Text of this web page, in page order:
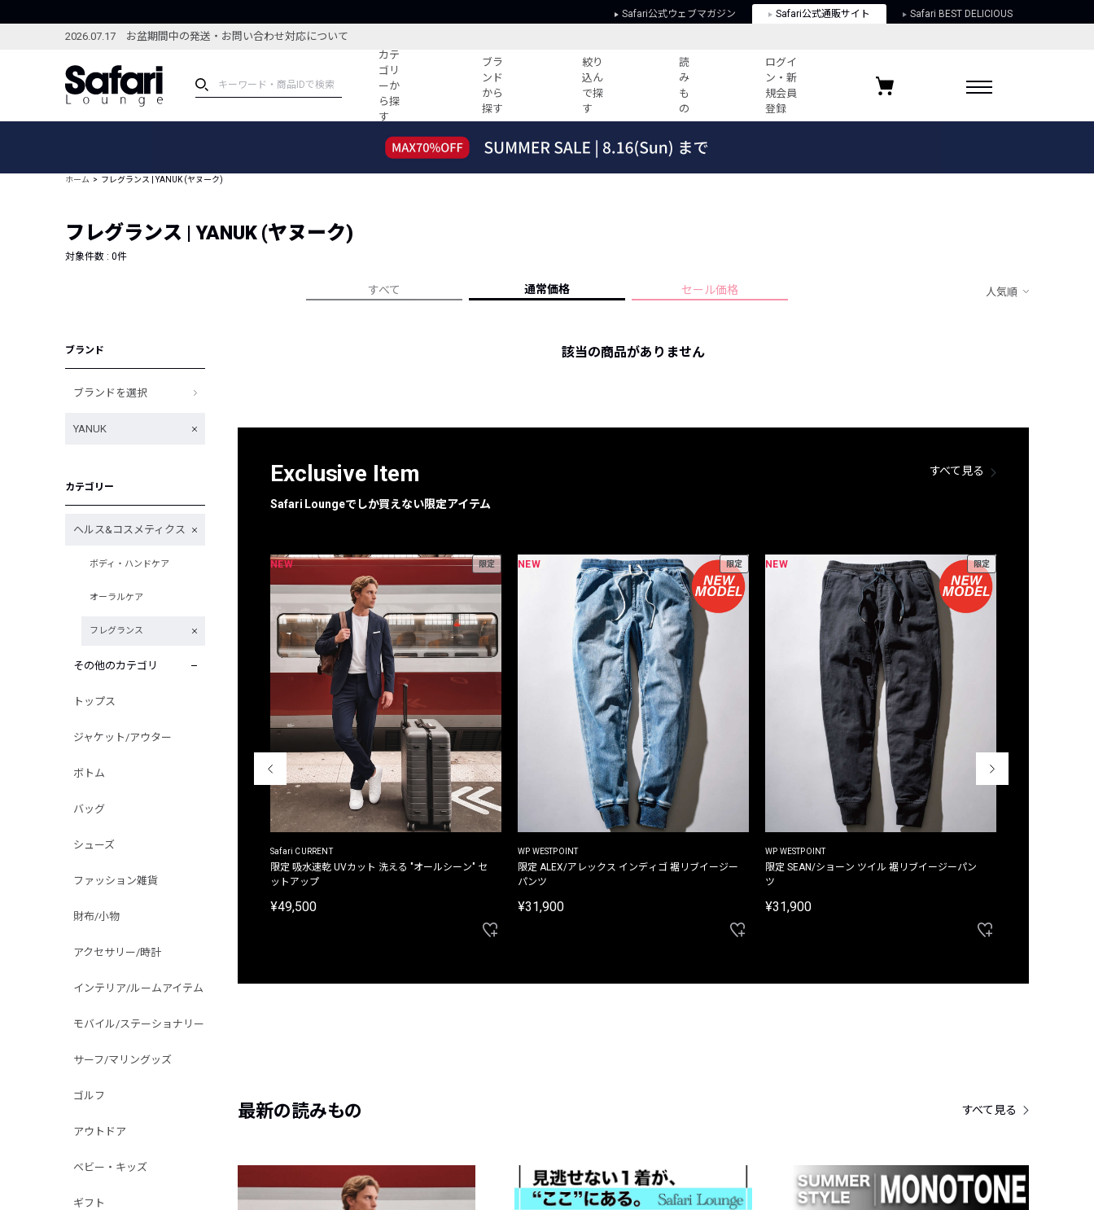
Safari公式ウェブマガジン Safari公式通販サイト Safari BEST DELICIOUS
2026.07.17 お盆期間中の発送・お問い合わせ対応について
カテ
ゴリ
ーか
ら探
す
ブラ
ンド
から
探す
絞り
込ん
で探
す
読
み
も
の
ログイ
ン・新
規会員
登録
ブランドから探す
新着アイテム
編集部のおすすめアイテム
コーディネート
すべての記事
人気記事ランキング
フォーカスブランド
プライバシーポリシー
お気に入りブランド
ホーム フレグランス | YANUK (ヤヌーク)
フレグランス | YANUK (ヤヌーク)
対象件数 : 0件
すべて 通常価格 セール価格 人気順
ブランド
ブランドを選択
YANUK
カテゴリー
ヘルス&コスメティクス
ボディ・ハンドケア
オーラルケア
フレグランス
その他のカテゴリ
トップス
ジャケット/アウター
ボトム
バッグ
シューズ
ファッション雑貨
財布/小物
アクセサリー/時計
インテリア/ルームアイテム
モバイル/ステーショナリー
サーフ/マリングッズ
ゴルフ
アウトドア
ベビー・キッズ
ギフト
該当の商品がありません
Exclusive Item
Safari Loungeでしか買えない限定アイテム
すべて見る
NEW 限定
Safari CURRENT
限定 吸水速乾 UVカット 洗える "オールシーン" セ
ットアップ
¥49,500
NEW 限定
WP WESTPOINT
限定 ALEX/アレックス インディゴ 裾リブイージー
パンツ
¥31,900
NEW 限定
WP WESTPOINT
限定 SEAN/ショーン ツイル 裾リブイージーパン
ツ
¥31,900
最新の読みもの すべて見る